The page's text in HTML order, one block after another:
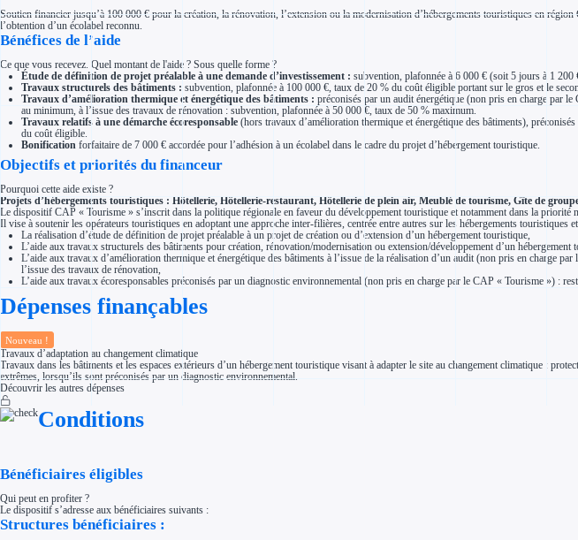
Par financeur
Tous les financeurs
Solutions MAPi
Simulateur d'éligibilité
Trouvez des idées de dépenses éligibles
Quelles aides pour votre secteur ?
Ouvrage
Territoires
Régions de A à H
Aides Région Auvergne-Rhône-Alpes
Aides Région Centre-Val de Loire
Aides Région Corse
Aides Région Grand-Est
Aides Région Hauts-de-France
Régions de I à P
Aides Région Île-de-France
Aides Région Normandie
Aides Région Nouvelle-Aquitaine
Aides Région Occitanie
Aides Région PACA
Aides Région Guadeloupe
Aides Région Guyane
Aides Région Martinique
Aides Région Mayotte
FAQ
Blog
Nos guides
Soutien financier jusqu’à 100 000 € pour la création, la rénovation, l’extension ou la modernisation d’hébergements touristiques en
l’obtention d’un écolabel reconnu.
Bénéfices de l’aide
Ce que vous recevez. Quel montant de l'aide ? Sous quelle forme ?
Étude de définition de projet préalable à une demande d’investissement :subvention, plafonnée à 6 000 € (soit 5 jours à 1 200
Travaux structurels des bâtiments : subvention, plafonnée à 100 000 €, taux de 20 % du coût éligible portant sur le gros et le
Travaux d’amélioration thermique et énergétique des bâtiments : préconisés par un audit énergétique (non pris en charge par
au minimum, à l’issue des travaux de rénovation : subvention, plafonnée à 50 000 €, taux de 50 % maximum.
Travaux relatifs à une démarche écoresponsable (hors travaux d’amélioration thermique et énergétique des bâtiments),
du coût éligible.
Bonification forfaitaire de 7 000 € accordée pour l’adhésion à un écolabel dans le cadre du projet d’hébergement touristique.
Objectifs et priorités du financeur
Pourquoi cette aide existe ?
Projets d’hébergements touristiques : Hôtellerie, Hôtellerie-restaurant, Hôtellerie de plein air, Meublé de tourisme, Gîte de
Le dispositif CAP « Tourisme » s’inscrit dans la politique régionale en faveur du développement touristique et notamment dans la
Il vise à soutenir les opérateurs touristiques en adoptant une approche inter-filières, centrée entre autres sur les hébergements touristiques
La réalisation d’étude de définition de projet préalable à un projet de création ou d’extension d’un hébergement touristique,
L’aide aux travaux structurels des bâtiments pour création, rénovation/modernisation ou extension/développement d’un hébergement
L’aide aux travaux d’amélioration thermique et énergétique des bâtiments à l’issue de la réalisation d’un audit (non pris en charge
l’issue des travaux de rénovation,
L’aide aux travaux écoresponsables préconisés par un diagnostic environnemental (non pris en charge par le CAP « Tourisme ») :
Dépenses finançables
Nouveau !
Travaux d’adaptation au changement climatique
Travaux dans les bâtiments et les espaces extérieurs d’un hébergement touristique visant à adapter le site au changement climatique :
extrêmes, lorsqu’ils sont préconisés par un diagnostic environnemental.
Découvrir les autres dépenses
Conditions
Bénéficiaires éligibles
Qui peut en profiter ?
Le dispositif s’adresse aux bénéficiaires suivants :
Structures bénéficiaires :